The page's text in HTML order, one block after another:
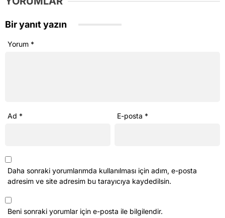
Bir yanıt yazın
Yorum *
Ad * E-posta *
Daha sonraki yorumlarımda kullanılması için adım, e-posta
adresim ve site adresim bu tarayıcıya kaydedilsin.
Beni sonraki yorumlar için e-posta ile bilgilendir.